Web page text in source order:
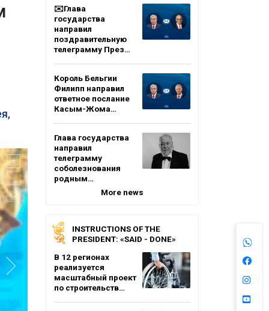
✉️Глава
государства
направил
поздравительную
телеграмму През…
Король Бельгии
Филипп направил
ответное послание
Касым-Жома…
Глава государства
направил
телеграмму
соболезнования
родным…
More news
INSTRUCTIONS OF THE
PRESIDENT: «SAID - DONE»
В 12 регионах
реализуется
масштабный проект
по строительств…